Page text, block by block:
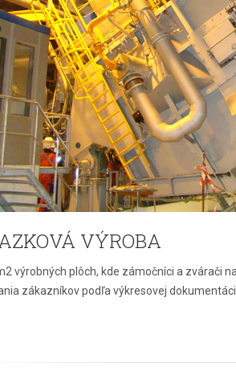
VÝROBA
výrobných plôch, kde zámočníci a zvárači
zákazníkov podľa výkresovej